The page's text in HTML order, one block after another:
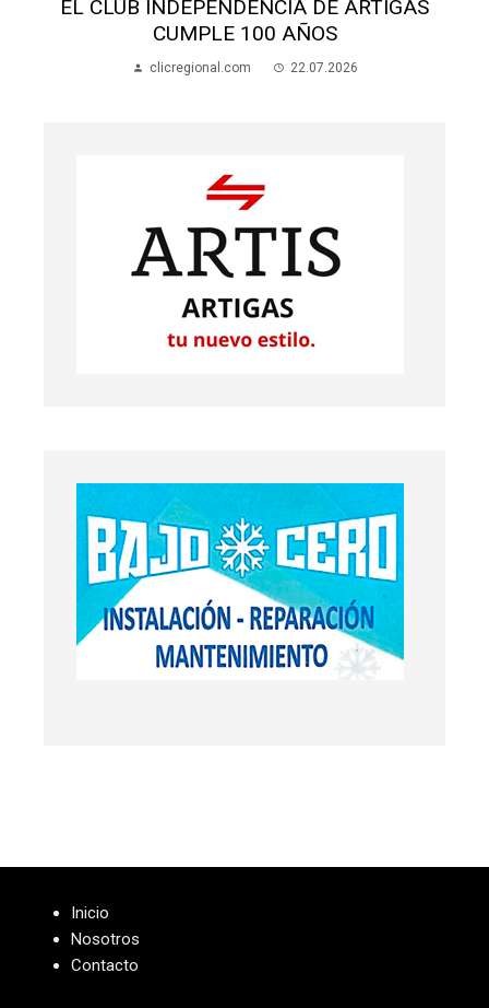
ALUMNOS APEDREARON A UNA MADRE
EN LA ESCUELA 70
clicregional.com 22.07.2026
Inicio
Nosotros
Contacto